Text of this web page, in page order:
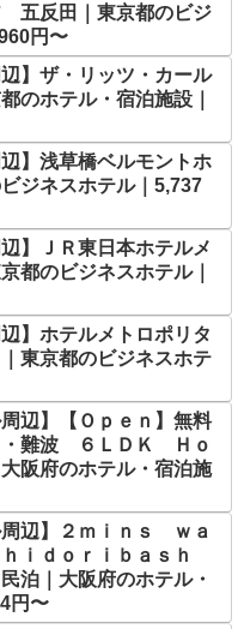
反田｜東京都のビジ
円〜
辺】ザ・リッツ・カール
のホテル・宿泊施設｜
辺】浅草橋ベルモントホ
ジネスホテル｜5,737
辺】ＪＲ東日本ホテルメ
都のビジネスホテル｜
辺】ホテルメトロポリタ
東京都のビジネスホテ
周辺】【Ｏｐｅｎ】無料
・難波 ６ＬＤＫ Ｈｏ
阪府のホテル・宿泊施
周辺】２ｍｉｎｓ ｗａ
ｉｄｏｒｉｂａｓｈ
｜大阪府のホテル・
円〜